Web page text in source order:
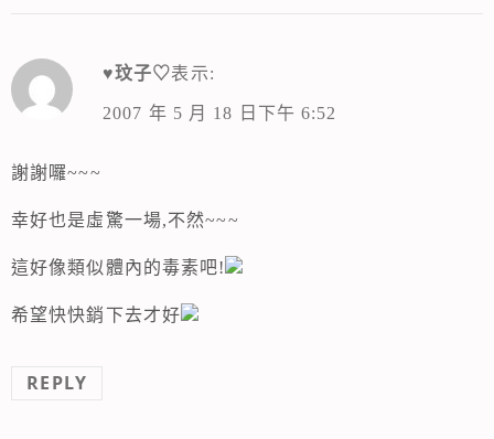
♥玟子♡表示:
2007 年 5 月 18 日下午 6:52
謝謝囉~~~
幸好也是虛驚一場,不然~~~
這好像類似體內的毒素吧!
希望快快銷下去才好
REPLY